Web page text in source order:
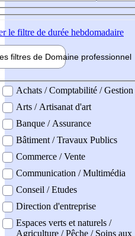
le filtre de durée hebdomadaire
filtres de Domaine professionnel
professionel
Achats / Comptabilité / Gestion
Arts / Artisanat d'art
Banque / Assurance
Bâtiment / Travaux Publics
Commerce / Vente
Communication / Multimédia
Conseil / Etudes
Direction d'entreprise
Espaces verts et naturels /
Agriculture / Pêche / Soins aux